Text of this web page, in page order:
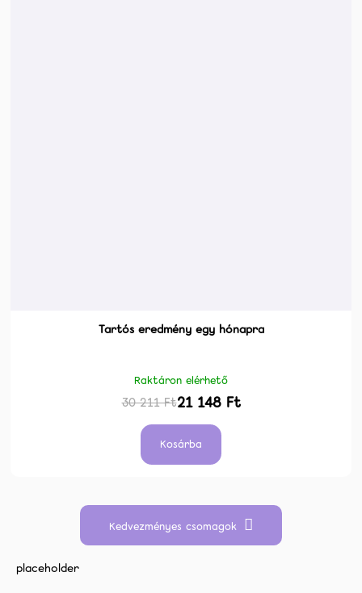
Tartós eredmény egy hónapra
Raktáron elérhető
30 211 Ft21 148 Ft
Kosárba
Kedvezményes csomagok
placeholder